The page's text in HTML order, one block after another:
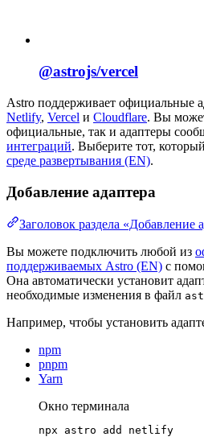
@astrojs/vercel
Astro поддерживает официальные
Netlify, Vercel и Cloudflare. Вы
официальные, так и адаптеры
интеграций. Выберите тот,
среде развертывания (EN).
Добавление адаптера
Заголовок раздела «Добавление
Вы можете подключить любой из
поддерживаемых Astro (EN) с
Она автоматически установит
необходимые изменения в файл
Например, чтобы установить
npm
pnpm
Yarn
Окно терминала
npx astro add netlify